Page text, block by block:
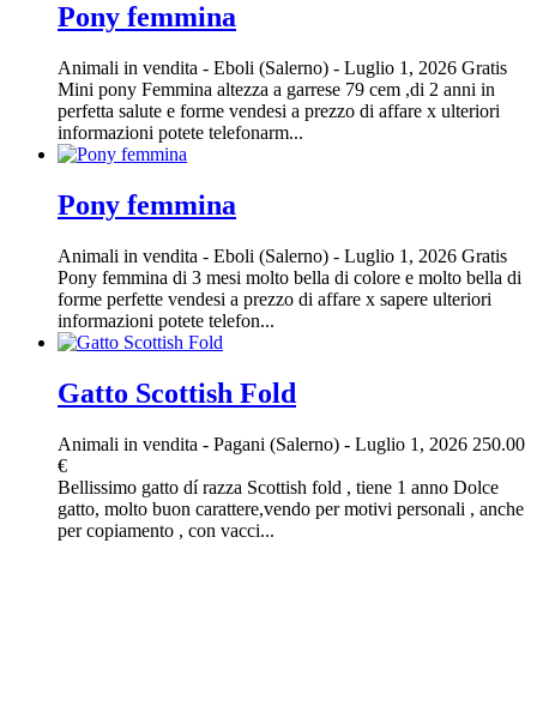
Pony femmina
Animali in vendita - Eboli (Salerno) - Luglio 1, 2026 Gratis
Mini pony Femmina altezza a garrese 79 cem ,di 2 anni in
perfetta salute e forme vendesi a prezzo di affare x ulteriori
informazioni potete telefonarm...
Pony femmina
Animali in vendita - Eboli (Salerno) - Luglio 1, 2026 Gratis
Pony femmina di 3 mesi molto bella di colore e molto bella di
forme perfette vendesi a prezzo di affare x sapere ulteriori
informazioni potete telefon...
Gatto Scottish Fold
Animali in vendita - Pagani (Salerno) - Luglio 1, 2026 250.00
€
Bellissimo gatto dí razza Scottish fold , tiene 1 anno Dolce
gatto, molto buon carattere,vendo per motivi personali , anche
per copiamento , con vacci...